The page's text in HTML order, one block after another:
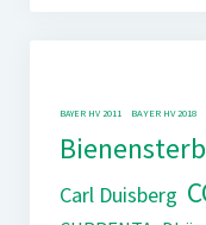
BAYER HV 2011 BAYER HV 2018
Carl Duisberg